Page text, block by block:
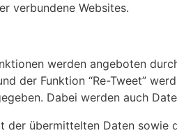
verbundene Websites.
werden angeboten
der Funktion “Re-Tweet”
Dabei werden auch
der übermittelten Daten sowie